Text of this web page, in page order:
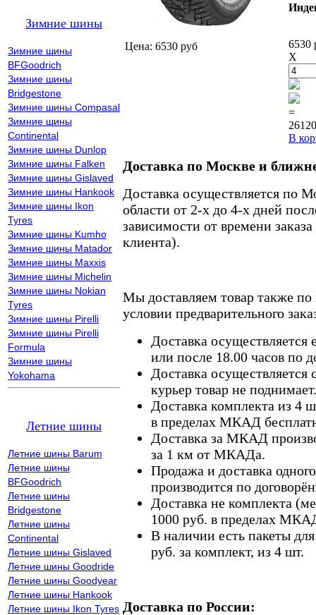
Зимние шины
Зимние шины
BFGoodrich
Зимние шины
Bridgestone
Зимние шины Compasal
Зимние шины
Continental
Зимние шины Dunlop
Зимние шины Falken
Зимние шины Gislaved
Зимние шины Hankook
Зимние шины Ikon
Tyres
Зимние шины Kumho
Зимние шины Matador
Зимние шины Maxxis
Зимние шины Michelin
Зимние шины Nokian
Tyres
Зимние шины Pirelli
Зимние шины Pirelli
Formula
Зимние шины
Yokohama
Летние шины
Летние шины Barum
Летние шины
BFGoodrich
Летние шины
Bridgestone
Летние шины
Continental
Летние шины Gislaved
Летние шины Goodride
Летние шины Goodyear
Летние шины Hankook
Летние шины Ikon Tyres
Цена: 6530 руб
6530
X
=
В
Доставка по Москве и
Доставка осуществляется по
области от 2-х до 4-х дней
зависимости от времени
клиента).
Мы доставляем товар также
условии предварительного
Доставка осуществляется
или после 18.00 часов по
Доставка осуществляется
курьер товар не поднимает.
Доставка комплекта из 4
в пределах МКАД
Доставка за МКАД
за 1 км от МКАДа.
Продажа и доставка
производится по
Доставка не комплекта
1000 руб. в пределах
В наличии есть пакеты
руб. за комплект, из 4 шт.
Доставка по России: